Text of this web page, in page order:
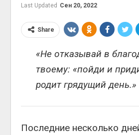
Last Updated Сен 20, 2022
Share
«Не отказывай в
твоему: «пойди и
родит грядущий
Последние несколько